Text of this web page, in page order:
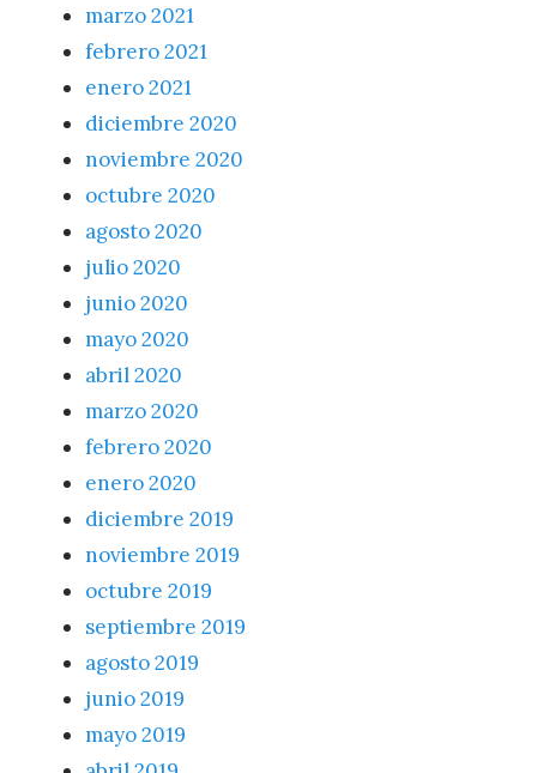
marzo 2021
febrero 2021
enero 2021
diciembre 2020
noviembre 2020
octubre 2020
agosto 2020
julio 2020
junio 2020
mayo 2020
abril 2020
marzo 2020
febrero 2020
enero 2020
diciembre 2019
noviembre 2019
octubre 2019
septiembre 2019
agosto 2019
junio 2019
mayo 2019